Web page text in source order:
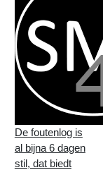
De foutenlog is
al bijna 6 dagen
stil, dat biedt